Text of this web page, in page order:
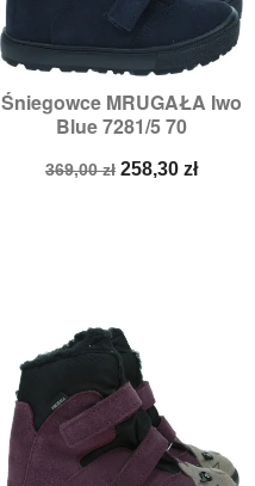
Śniegowce MRUGAŁA Iwo
Blue 7281/5 70
Cena
369,00 zł Cena
258,30 zł